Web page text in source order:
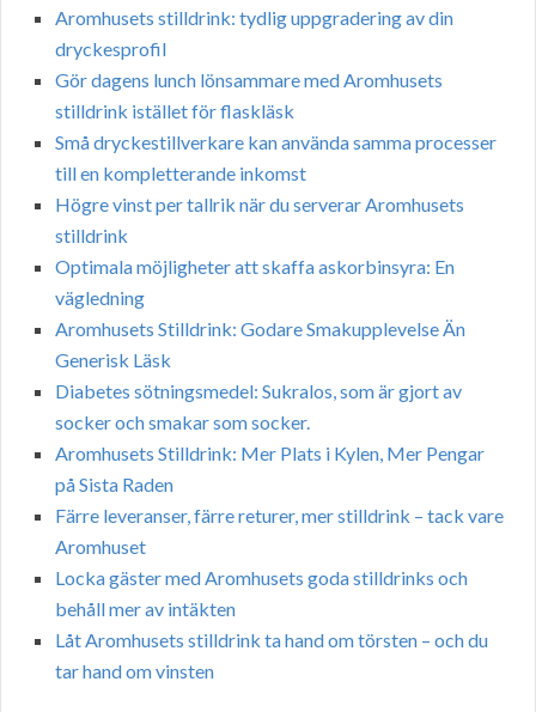
Aromhusets stilldrink: tydlig uppgradering av din
dryckesprofil
Gör dagens lunch lönsammare med Aromhusets
stilldrink istället för flaskläsk
Små dryckestillverkare kan använda samma processer
till en kompletterande inkomst
Högre vinst per tallrik när du serverar Aromhusets
stilldrink
Optimala möjligheter att skaffa askorbinsyra: En
vägledning
Aromhusets Stilldrink: Godare Smakupplevelse Än
Generisk Läsk
Diabetes sötningsmedel: Sukralos, som är gjort av
socker och smakar som socker.
Aromhusets Stilldrink: Mer Plats i Kylen, Mer Pengar
på Sista Raden
Färre leveranser, färre returer, mer stilldrink – tack vare
Aromhuset
Locka gäster med Aromhusets goda stilldrinks och
behåll mer av intäkten
Låt Aromhusets stilldrink ta hand om törsten – och du
tar hand om vinsten